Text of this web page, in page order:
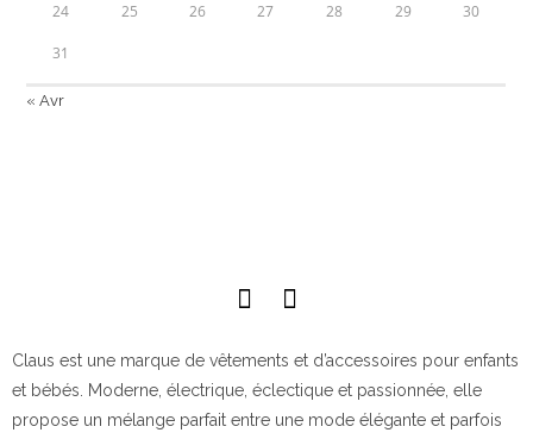
24 25 26 27 28 29 30
31
« Avr
Claus est une marque de vêtements et d’accessoires pour enfants
et bébés. Moderne, électrique, éclectique et passionnée, elle
propose un mélange parfait entre une mode élégante et parfois